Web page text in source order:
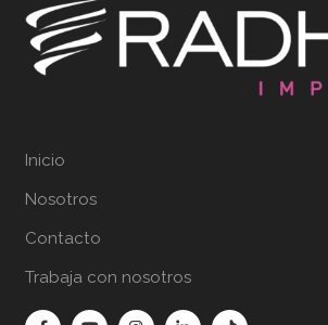
Inicio
Nosotros
Contacto
Trabaja con nosotros